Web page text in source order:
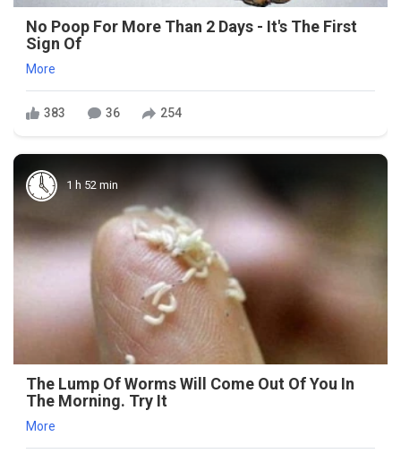
No Poop For More Than 2 Days - It's The First
Sign Of
More
383 36 254
1 h 52 min
The Lump Of Worms Will Come Out Of You In
The Morning. Try It
More